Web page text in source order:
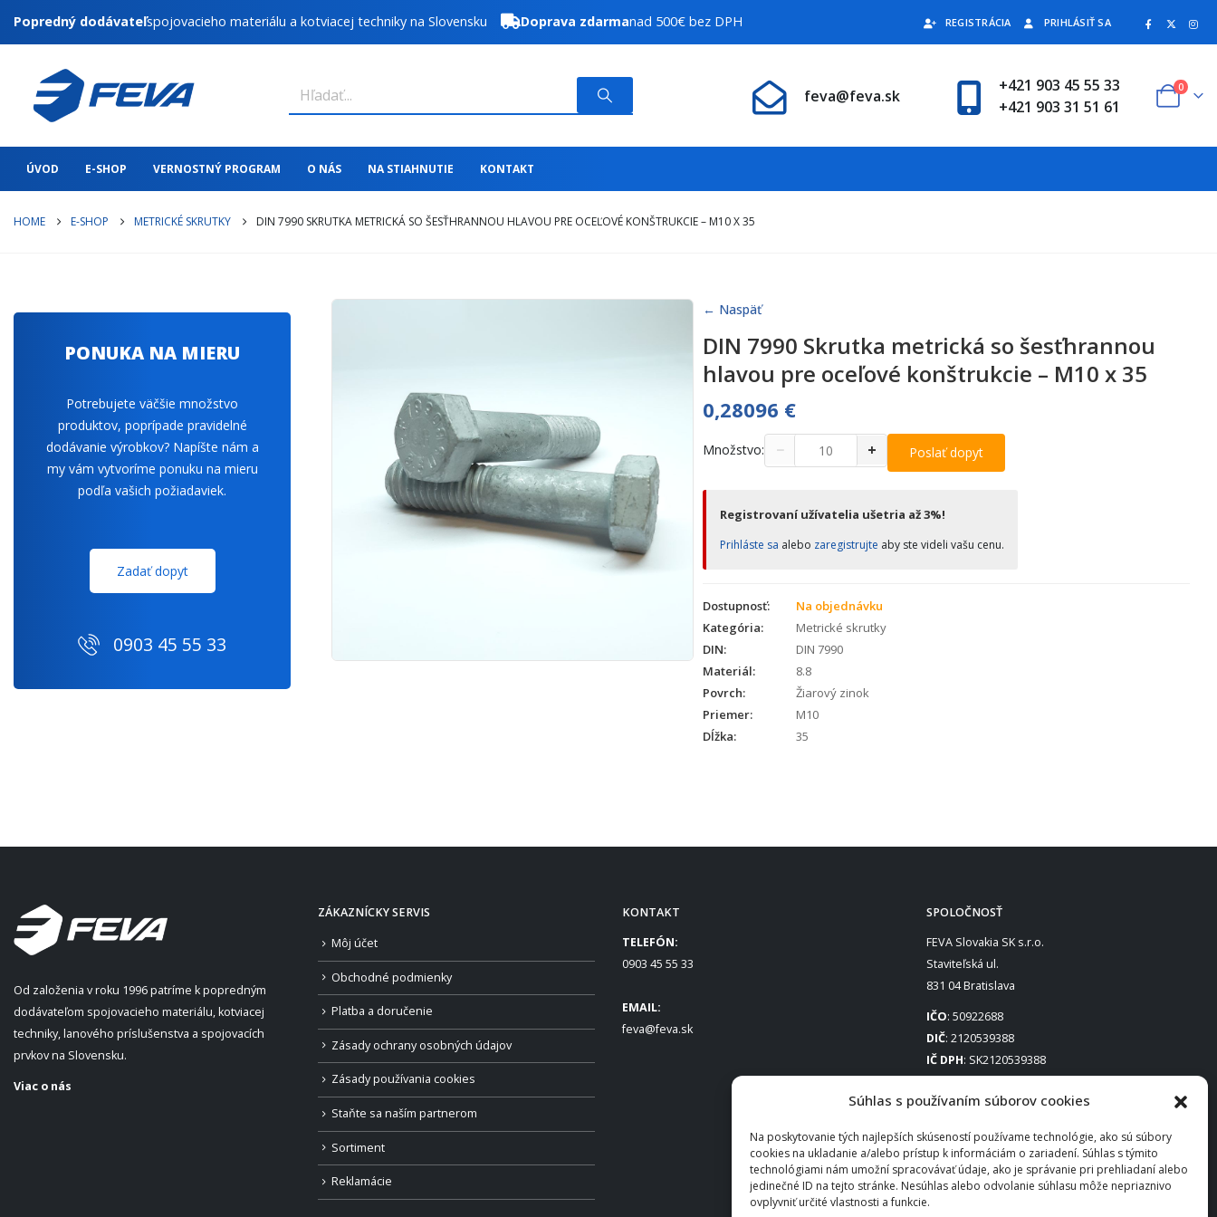
Súhlas s používaním súborov cookies
Na poskytovanie tých najlepších skúseností používame technológie, ako sú súbory
cookies na ukladanie a/alebo prístup k informáciám o zariadení. Súhlas s týmito
technológiami nám umožní spracovávať údaje, ako je správanie pri prehliadaní alebo
jedinečné ID na tejto stránke. Nesúhlas alebo odvolanie súhlasu môže nepriaznivo
ovplyvniť určité vlastnosti a funkcie.
Popredný dodávateľspojovacieho materiálu a kotviacej techniky na Slovensku Doprava zdarmanad 500€ bez DPH REGISTRÁCIA PRIHLÁSIŤ SA
feva@feva.sk
+421 903 45 55 33
+421 903 31 51 61
0
ÚVOD E-SHOP VERNOSTNÝ PROGRAM O NÁS NA STIAHNUTIE KONTAKT
HOME E-SHOP METRICKÉ SKRUTKY DIN 7990 SKRUTKA METRICKÁ SO ŠESŤHRANNOU HLAVOU PRE OCEĽOVÉ KONŠTRUKCIE – M10 X 35
← Naspäť
DIN 7990 Skrutka metrická so šesťhrannou
hlavou pre oceľové konštrukcie – M10 x 35
0,28096 €
Množstvo: − + Poslať dopyt
Registrovaní užívatelia ušetria až 3%!
Prihláste sa alebo zaregistrujte aby ste videli vašu cenu.
Dostupnosť:
Na objednávku
Kategória:
Metrické skrutky
DIN:
DIN 7990
Materiál:
8.8
Povrch:
Žiarový zinok
Priemer:
M10
Dĺžka:
35
PONUKA NA MIERU
Potrebujete väčšie množstvo
produktov, poprípade pravidelné
dodávanie výrobkov? Napíšte nám a
my vám vytvoríme ponuku na mieru
podľa vašich požiadaviek.
Zadať dopyt
0903 45 55 33
Od založenia v roku 1996 patríme k popredným
dodávateľom spojovacieho materiálu, kotviacej
techniky, lanového príslušenstva a spojovacích
prvkov na Slovensku.
Viac o nás
ZÁKAZNÍCKY SERVIS
Môj účet
Obchodné podmienky
Platba a doručenie
Zásady ochrany osobných údajov
Zásady používania cookies
Staňte sa naším partnerom
Sortiment
Reklamácie
KONTAKT
TELEFÓN:
0903 45 55 33
EMAIL:
feva@feva.sk
SPOLOČNOSŤ
FEVA Slovakia SK s.r.o.
Staviteľská ul.
831 04 Bratislava
IČO: 50922688
DIČ: 2120539388
IČ DPH: SK2120539388